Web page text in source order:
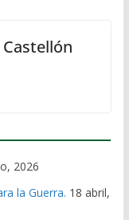
2026
la Guerra. 18 abril,